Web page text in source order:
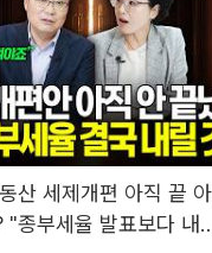
산 세제개편 아직 끝 아
"종부세율 발표보다 내